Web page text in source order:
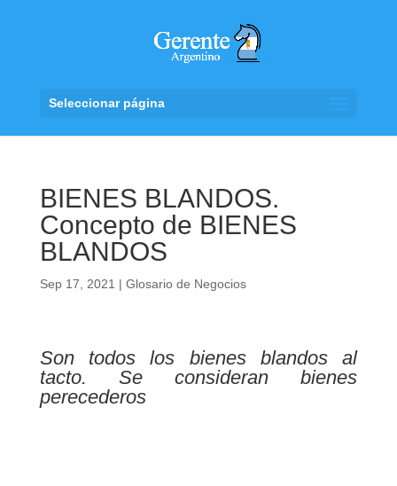
Seleccionar página
BIENES BLANDOS.
Concepto de BIENES
BLANDOS
Sep 17, 2021 | Glosario de Negocios
Son todos los bienes blandos al
tacto. Se consideran bienes
perecederos